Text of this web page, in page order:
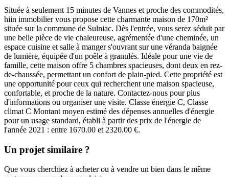
Située à seulement 15 minutes de Vannes et proche des commodités,
hiin immobilier vous propose cette charmante maison de 170m²
située sur la commune de Sulniac. Dès l'entrée, vous serez séduit par
une belle pièce de vie chaleureuse, agrémentée d'une cheminée, un
espace cuisine et salle à manger s'ouvrant sur une véranda baignée
de lumière, équipée d'un poêle à granulés. Idéale pour une vie de
famille, cette maison offre 5 chambres spacieuses, dont deux en rez-
de-chaussée, permettant un confort de plain-pied. Cette propriété est
une opportunité pour ceux qui recherchent une maison spacieuse,
confortable, et proche de la nature. Contactez-nous pour plus
d'informations ou organiser une visite. Classe énergie C, Classe
climat C Montant moyen estimé des dépenses annuelles d'énergie
pour un usage standard, établi à partir des prix de l'énergie de
l'année 2021 : entre 1670.00 et 2320.00 €.
Un projet similaire ?
Que vous cherchiez à acheter ou à vendre un bien dans le même